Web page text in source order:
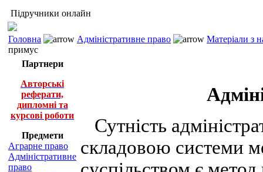
Підручники онлайн
Головна Адміністративне право
Матеріали з
примус
Партнери
Авторські
реферати,
дипломні та
курсові роботи
Предмети
Аграрне право
Адміністративне
право
Сутність
складовою системи